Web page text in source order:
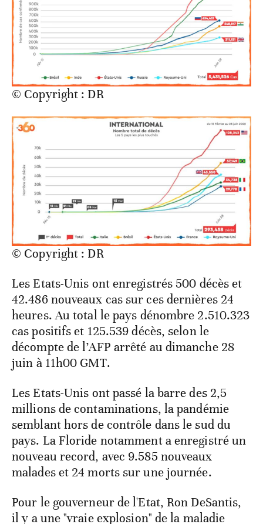
© Copyright : DR
© Copyright : DR
Les Etats-Unis ont enregistrés 500 décès et
42.486 nouveaux cas sur ces dernières 24
heures. Au total le pays dénombre 2.510.323
cas positifs et 125.539 décès, selon le
décompte de l’AFP arrêté au dimanche 28
juin à 11h00 GMT.
Les Etats-Unis ont passé la barre des 2,5
millions de contaminations, la pandémie
semblant hors de contrôle dans le sud du
pays. La Floride notamment a enregistré un
nouveau record, avec 9.585 nouveaux
malades et 24 morts sur une journée.
Pour le gouverneur de l'Etat, Ron DeSantis,
il y a une "vraie explosion" de la maladie